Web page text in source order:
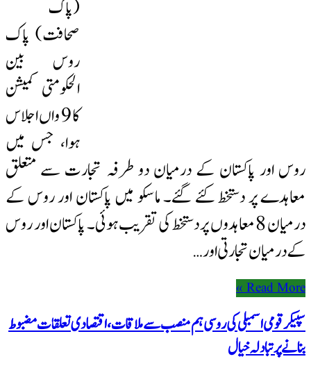
(پاک
صحافت) پاک
روس بین
الحکومتی کمیشن
کا 9 واں اجلاس
ہوا، جس میں
روس اور پاکستان کے درمیان دو طرفہ تجارت سے متعلق
معاہدے پر دستخط کئے گئے۔ ماسکو میں پاکستان اور روس کے
درمیان 8 معاہدوں پر دستخط کی تقریب ہوئی۔ پاکستان اور روس
کے درمیان تجارتی اور …
Read More »
سپیکر قومی اسمبلی کی روسی ہم منصب سے ملاقات، اقتصادی تعلقات مضبوط
بنانے پر تبادلہ خیال